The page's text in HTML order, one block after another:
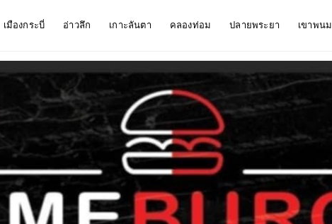
เมืองกระบี่ อ่าวลึก เกาะลันตา คลองท่อม ปลายพระยา เขาพนม